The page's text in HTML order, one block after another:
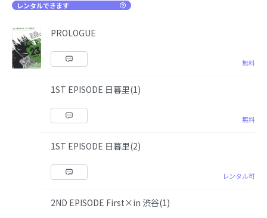
レンタルできます
PROLOGUE
無料
1ST EPISODE 日暮里(1)
無料
1ST EPISODE 日暮里(2)
レンタル可
2ND EPISODE First×in 渋谷(1)